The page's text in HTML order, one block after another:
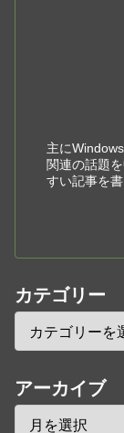
主に
関連の話題
すい記事を
カテゴリー
アーカイブ